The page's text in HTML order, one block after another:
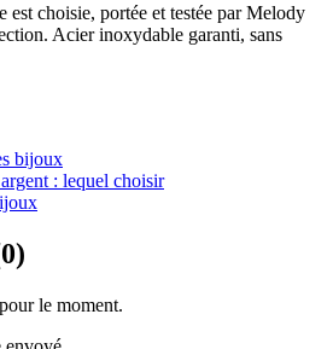
est choisie, portée et testée par Melody
Acier inoxydable garanti, sans
bijoux
: lequel choisir
le moment.